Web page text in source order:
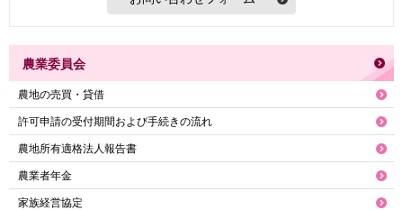
農業委員会
農地の売買・貸借
許可申請の受付期間および手続きの流れ
農地所有適格法人報告書
農業者年金
家族経営協定